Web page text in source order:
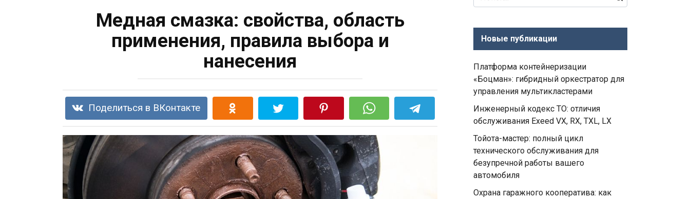
Медная смазка: свойства, область
применения, правила выбора и
нанесения
Поделиться в ВКонтакте
for:
Новые публикации
Платформа контейнеризации
«Боцман»: гибридный оркестратор для
управления мультикластерами
Инженерный кодекс ТО: отличия
обслуживания Exeed VX, RX, TXL, LX
Тойота-мастер: полный цикл
технического обслуживания для
безупречной работы вашего
автомобиля
Охрана гаражного кооператива: как